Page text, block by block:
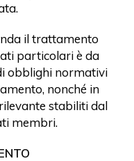
il trattamento
particolari è da
obblighi normativi
nonché in
stabiliti dal
membri.